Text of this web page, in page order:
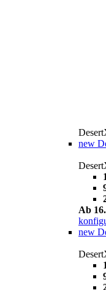
new
Ab
new